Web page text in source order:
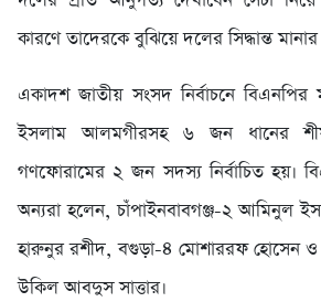
কারণে তাদেরকে বুঝিয়ে দলের সিদ্ধান্ত
একাদশ জাতীয় সংসদ নির্বাচনে বিএনপির
ইসলাম আলমগীরসহ ৬ জন ধানের
গণফোরামের ২ জন সদস্য নির্বাচিত হয়।
অন্যরা হলেন, চাঁপাইনবাবগঞ্জ-২ আমিনুল
হারুনুর রশীদ, বগুড়া-৪ মোশাররফ হোসেন ও
উকিল আবদুস সাত্তার।